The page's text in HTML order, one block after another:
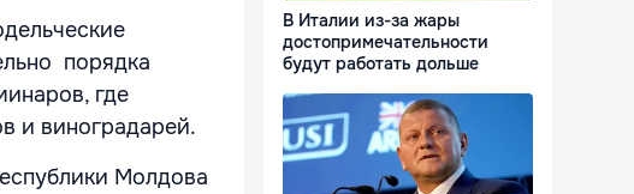
порядка
где
и виноградарей.
Молдова
В Италии из-за жары
достопримечательности
будут работать дольше